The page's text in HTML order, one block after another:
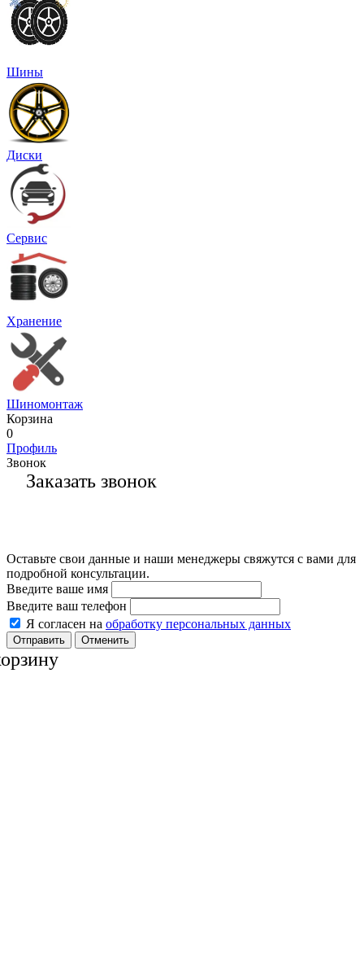
Шины
Диски
Сервис
Хранение
Шиномонтаж
Корзина
0
Профиль
Звонок
Заказать звонок
Оставьте свои данные и наши менеджеры свяжутся с вами для
подробной консультации.
Введите ваше имя
Введите ваш телефон
Я согласен на обработку персональных данных
Отменить